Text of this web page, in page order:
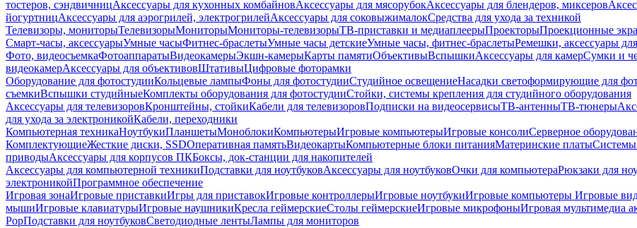
тостеров, сэндвичницАксессуары для кухонных комбайновАксессуары для мясорубокАксессуары для блендеров, миксеров
йогуртницАксессуары для аэрогрилей, электрогрилейАксессуары для соковыжималокСредства для ухода за техникой
Телевизоры, мониторыТелевизорыМониторыМониторы-телевизорыТВ-приставки и медиаплеерыПроекторыПроекционные
Смарт-часы, аксессуарыУмные часыФитнес-браслетыУмные часы детскиеУмные часы, фитнес-браслетыРемешки, аксессуары
Фото, видеосъемкаФотоаппаратыВидеокамерыЭкшн-камерыКарты памятиОбъективыВспышкиАксессуары для камерСумки и
видеокамерАксессуары для объективовШтативыЦифровые фоторамки
Оборудование для фотостудииКольцевые лампыФоны для фотостудииСтудийное освещениеНасадки светоформирующие для
съемкиВспышки студийныеКомплекты оборудования для фотостудииСтойки, системы крепления для студийного оборудования
Аксессуары для телевизоровКронштейны, стойкиКабели для телевизоровПодписки на видеосервисыТВ-антенныТВ-тюнеры
для ухода за электроникойКабели, переходники
Компьютерная техникаНоутбукиПланшетыМоноблокиКомпьютерыИгровые компьютерыИгровые консолиСерверное
КомплектующиеЖесткие диски, SSDОперативная памятьВидеокартыКомпьютерные блоки питанияМатеринские платы
приводыАксессуары для корпусов ПКБоксы, док-станции для накопителей
Аксессуары для компьютерной техникиПодставки для ноутбуковАксессуары для ноутбуковОчки для компьютераРюкзаки для
электроникойПрограммное обеспечение
Игровая зонаИгровые приставкиИгры для приставокИгровые контроллерыИгровые ноутбукиИгровые компьютеры Игровые
мышиИгровые клавиатурыИгровые наушникиКресла геймерскиеСтолы геймерскиеИгровые микрофоныИгровая мультимедиа
PopПодставки для ноутбуковСветодиодные лентыЛампы для мониторов